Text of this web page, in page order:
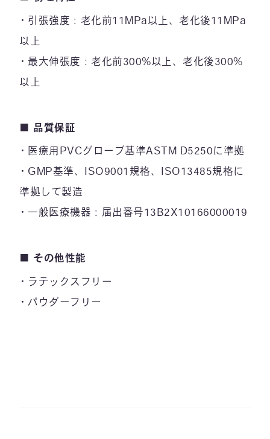
引張強度：老化前11MPa以上、老化後11MPa
以上
最大伸張度：老化前300%以上、老化後300%
以上
品質保証
医療用PVCグローブ基準ASTM D5250に準拠
GMP基準、ISO9001規格、ISO13485規格に
準拠して製造
一般医療機器：届出番号13B2X10166000019
その他性能
ラテックスフリー
パウダーフリー